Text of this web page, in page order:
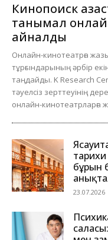
Кинопоиск
танымал
айналды
Онлайн-кинотеатрға
тұрғындарының әрбір
таңдайды. K Research
тәуелсіз зерттеуінің
онлайн-кинотеатрларға
бұрын
23.07.2026